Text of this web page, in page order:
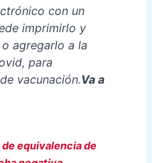
con un
imprimirlo y
agregarlo a la
para
vacunación.Va a
equivalencia de